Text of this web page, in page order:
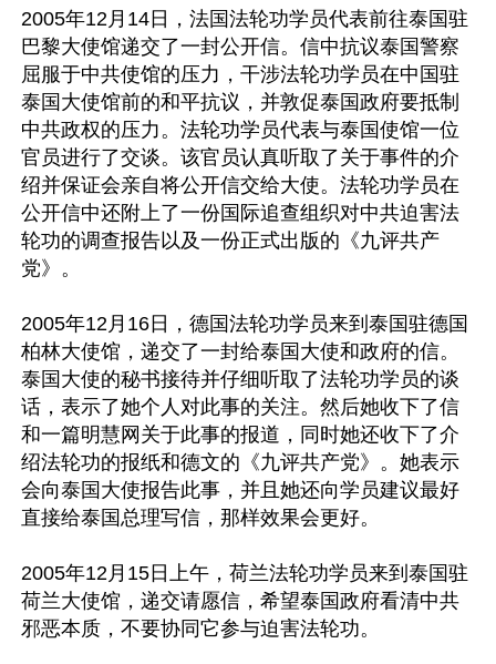
2005年12月14日，法国法轮功学员代表前往泰国驻
巴黎大使馆递交了一封公开信。信中抗议泰国警察
屈服于中共使馆的压力，干涉法轮功学员在中国驻
泰国大使馆前的和平抗议，并敦促泰国政府要抵制
中共政权的压力。法轮功学员代表与泰国使馆一位
官员进行了交谈。该官员认真听取了关于事件的介
绍并保证会亲自将公开信交给大使。法轮功学员在
公开信中还附上了一份国际追查组织对中共迫害法
轮功的调查报告以及一份正式出版的《九评共产
党》。
2005年12月16日，德国法轮功学员来到泰国驻德国
柏林大使馆，递交了一封给泰国大使和政府的信。
泰国大使的秘书接待并仔细听取了法轮功学员的谈
话，表示了她个人对此事的关注。然后她收下了信
和一篇明慧网关于此事的报道，同时她还收下了介
绍法轮功的报纸和德文的《九评共产党》。她表示
会向泰国大使报告此事，并且她还向学员建议最好
直接给泰国总理写信，那样效果会更好。
2005年12月15日上午，荷兰法轮功学员来到泰国驻
荷兰大使馆，递交请愿信，希望泰国政府看清中共
邪恶本质，不要协同它参与迫害法轮功。